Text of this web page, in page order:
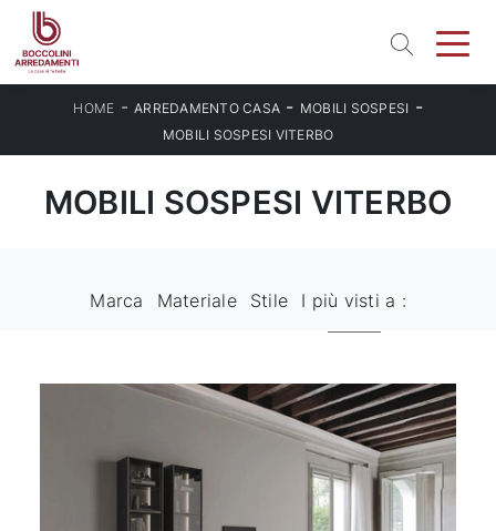
HOME - ARREDAMENTO CASA - MOBILI SOSPESI -
MOBILI SOSPESI VITERBO
MOBILI SOSPESI VITERBO
Marca Materiale Stile I più visti a :